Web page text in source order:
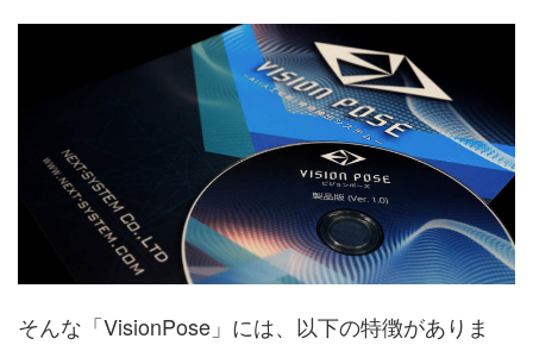
そんな「VisionPose」には、以下の特徴がありま